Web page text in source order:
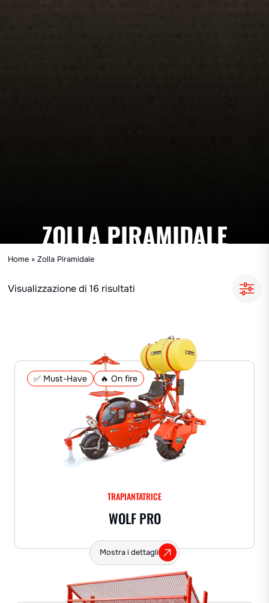
ZOLLA PIRAMIDALE
Home »Zolla Piramidale
Visualizzazione di 16 risultati
✅ Must-Have 🔥 On fire
TRAPIANTATRICE
WOLF PRO
Mostra i dettagli